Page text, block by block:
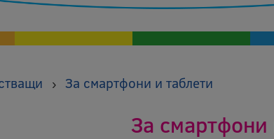
› За смартфони и таблети
За смартфони